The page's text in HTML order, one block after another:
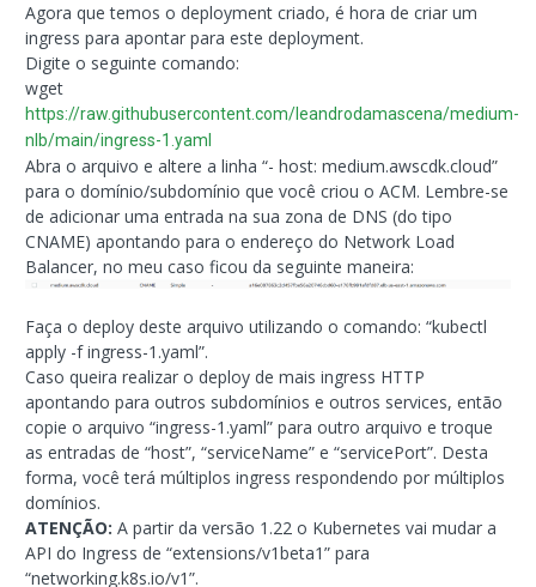
Agora que temos o deployment criado, é hora de criar um
ingress para apontar para este deployment.
Digite o seguinte comando:
wget
https://raw.githubusercontent.com/leandrodamascena/medium-
nlb/main/ingress-1.yaml
Abra o arquivo e altere a linha “- host: medium.awscdk.cloud”
para o domínio/subdomínio que você criou o ACM. Lembre-se
de adicionar uma entrada na sua zona de DNS (do tipo
CNAME) apontando para o endereço do Network Load
Balancer, no meu caso ficou da seguinte maneira:
Faça o deploy deste arquivo utilizando o comando: “kubectl
apply -f ingress-1.yaml”.
Caso queira realizar o deploy de mais ingress HTTP
apontando para outros subdomínios e outros services, então
copie o arquivo “ingress-1.yaml” para outro arquivo e troque
as entradas de “host”, “serviceName” e “servicePort”. Desta
forma, você terá múltiplos ingress respondendo por múltiplos
domínios.
ATENÇÃO: A partir da versão 1.22 o Kubernetes vai mudar a
API do Ingress de “extensions/v1beta1” para
“networking.k8s.io/v1”.